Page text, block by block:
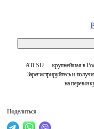
ATI.SU — крупнейшая в
Зарегистрируйтесь и
на
Поделиться